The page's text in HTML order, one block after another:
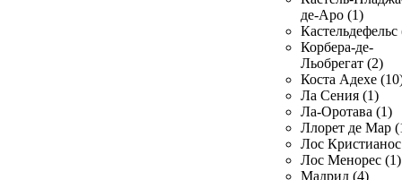
де-Аро (1)
Кастельдефельс
Корбера-де-
Льобрегат (2)
Коста Адехе
Ла Сения (1)
Ла-Оротава (1)
Ллорет де Мар
Лос
Лос Менорес (1)
Мадрид (4)